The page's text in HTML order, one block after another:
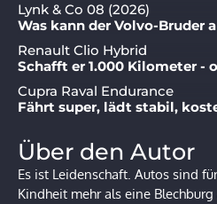
Lynk & Co 08 (2026)
Was kann der Volvo-Bruder
Renault Clio Hybrid
Schafft er 1.000 Kilometer -
Cupra Raval Endurance
Fährt super, lädt stabil,
Über den Autor
Es ist Leidenschaft. Autos sind
Kindheit mehr als eine